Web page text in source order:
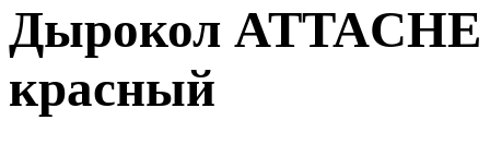
Дырокол ATTACHE
красный